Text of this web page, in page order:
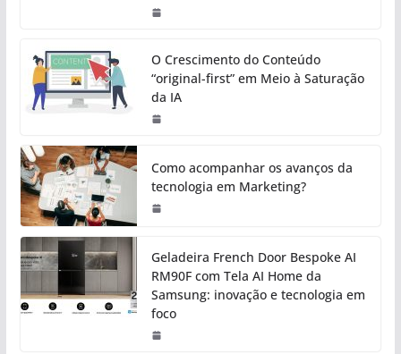
O Crescimento do Conteúdo
“original-first” em Meio à Saturação
da IA
Como acompanhar os avanços da
tecnologia em Marketing?
Geladeira French Door Bespoke AI
RM90F com Tela AI Home da
Samsung: inovação e tecnologia em
foco